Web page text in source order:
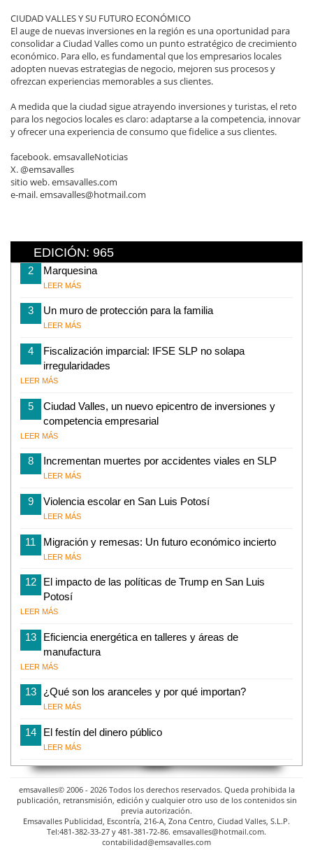
CIUDAD VALLES Y SU FUTURO ECONÓMICO
El auge de nuevas inversiones en la región es una oportunidad para
consolidar a Ciudad Valles como un punto estratégico de crecimiento
económico. Para ello, es fundamental que los empresarios locales
adopten nuevas estrategias de negocio, mejoren sus procesos y
ofrezcan experiencias memorables a sus clientes.
A medida que la ciudad sigue atrayendo inversiones y turistas, el reto
para los negocios locales es claro: adaptarse a la competencia, innovar
y ofrecer una experiencia de consumo que fidelice a sus clientes.
facebook. emsavalleNoticias
X. @emsavalles
sitio web. emsavalles.com
e-mail. emsavalles@hotmail.com
EDICIÓN: 965
2 Marquesina
LEER MÁS
3 Un muro de protección para la familia
LEER MÁS
4
Fiscalización imparcial: IFSE SLP no solapa
irregularidades
LEER MÁS
5
Ciudad Valles, un nuevo epicentro de inversiones y
competencia empresarial
LEER MÁS
8 Incrementan muertes por accidentes viales en SLP
LEER MÁS
9 Violencia escolar en San Luis Potosí
LEER MÁS
11 Migración y remesas: Un futuro económico incierto
LEER MÁS
12
El impacto de las políticas de Trump en San Luis
Potosí
LEER MÁS
13
Eficiencia energética en talleres y áreas de
manufactura
LEER MÁS
13 ¿Qué son los aranceles y por qué importan?
LEER MÁS
14 El festín del dinero público
LEER MÁS
emsavalles© 2006 - 2026 Todos los derechos reservados. Queda prohibida la
publicación, retransmisión, edición y cualquier otro uso de los contenidos sin
previa autorización.
Emsavalles Publicidad, Escontría, 216-A, Zona Centro, Ciudad Valles, S.L.P.
Tel:481-382-33-27 y 481-381-72-86. emsavalles@hotmail.com.
contabilidad@emsavalles.com